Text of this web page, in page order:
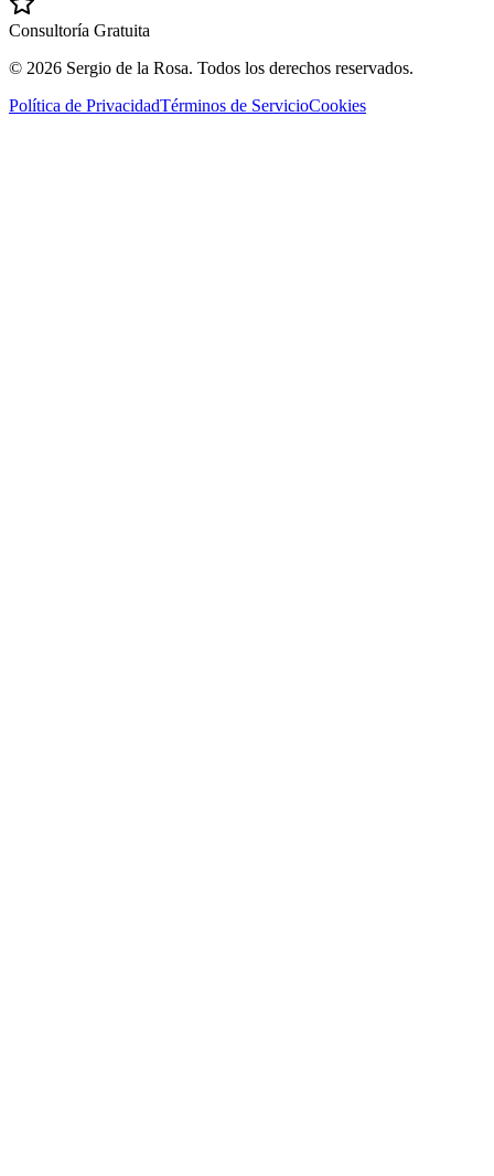
Consultoría Gratuita
© 2026 Sergio de la Rosa. Todos los derechos reservados.
Política de PrivacidadTérminos de ServicioCookies